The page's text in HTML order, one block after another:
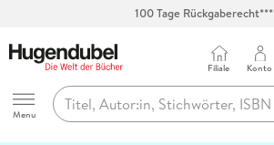
100 Tage Rückgaberecht***
Hugendubel
Menu
Filiale Konto